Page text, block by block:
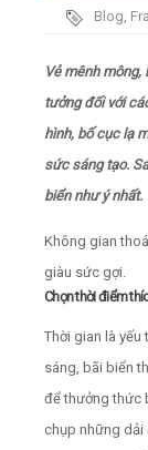
Video
Kiến thức
Blog,
Vẻ mênh mông,
tưởng đối với
hình, bố cục lạ
sức sáng tạo.
biển như ý nhất.
Không gian
giàu sức gợi.
Chọn thời điểm
Thời gian là yếu
sáng, bãi biển
để thưởng thức
chụp những dải